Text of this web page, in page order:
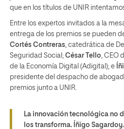
que en los títulos de UNIR
Entre los expertos invitados a la
entrega de los premios se pueden
Cortés Contreras, catedrática de
Seguridad Social; César Tello, CEO
de la Economía Digital (Adigital); e
presidente del despacho de
premios junto a UNIR.
La innovación tecnológica no
los transforma. Íñigo Sagardoy.